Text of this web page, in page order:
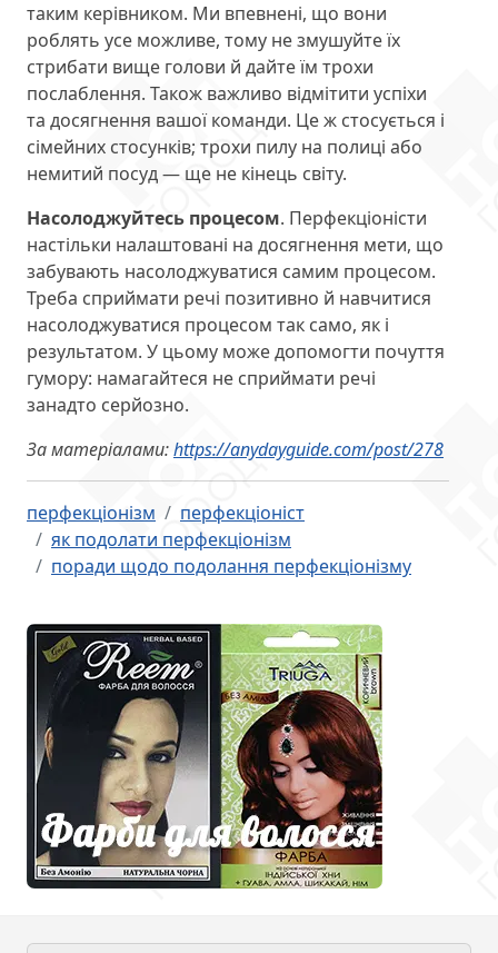
таким керівником. Ми впевнені, що вони
роблять усе можливе, тому не змушуйте їх
стрибати вище голови й дайте їм трохи
послаблення. Також важливо відмітити успіхи
та досягнення вашої команди. Це ж стосується і
сімейних стосунків; трохи пилу на полиці або
немитий посуд — ще не кінець світу.
Насолоджуйтесь процесом. Перфекціоністи
настільки налаштовані на досягнення мети, що
забувають насолоджуватися самим процесом.
Треба сприймати речі позитивно й навчитися
насолоджуватися процесом так само, як і
результатом. У цьому може допомогти почуття
гумору: намагайтеся не сприймати речі
занадто серйозно.
За матеріалами:https://anydayguide.com/post/278
перфекціонізм
перфекціоніст
як подолати перфекціонізм
поради щодо подолання перфекціонізму